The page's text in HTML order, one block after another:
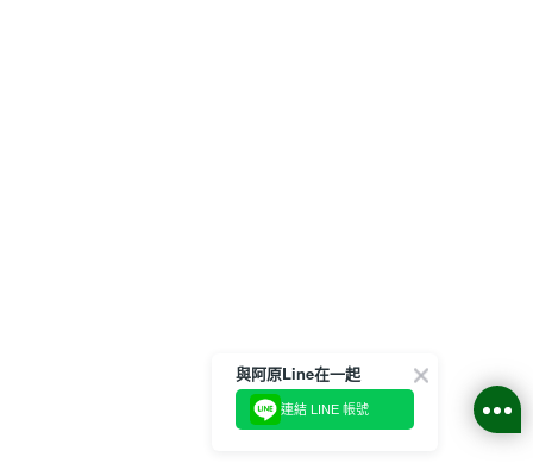
與阿原Line在一起
連結 LINE 帳號